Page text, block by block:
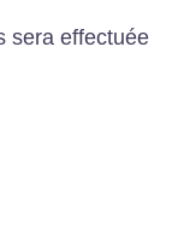
sera effectuée